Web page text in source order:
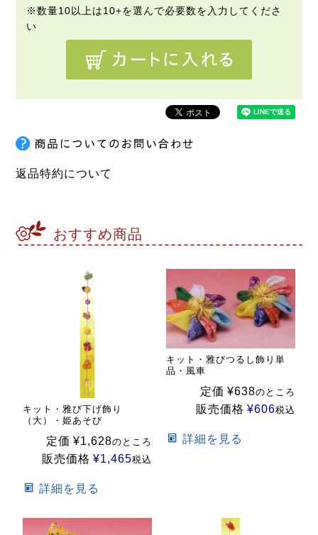
返品特約について
おすすめ商品
キット・雅び下げ飾り
（大）・姫あそび
定価 ¥1,628のところ
販売価格 ¥1,465税込
詳細を見る
キット・雅びつるし飾り単
品・風車
定価 ¥638のところ
販売価格 ¥606税込
詳細を見る